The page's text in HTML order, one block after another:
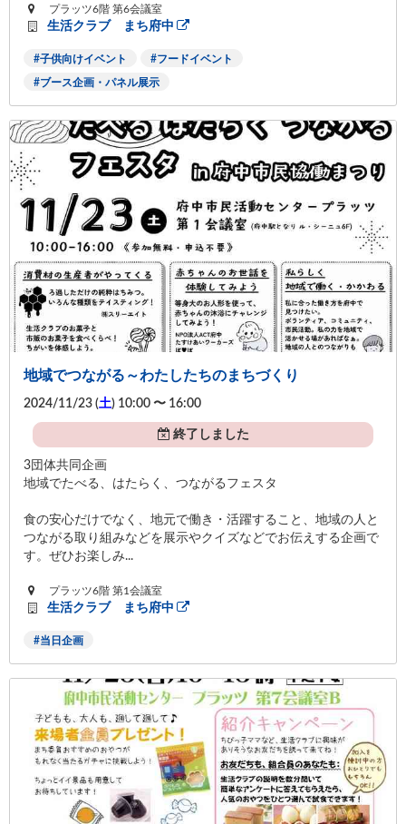
プラッツ6階 第6会議室
生活クラブ まち府中
子供向けイベント フードイベント
ブース企画・パネル展示
地域でつながる～わたしたちのまちづくり
2024/11/23 (土) 10:00 〜 16:00
終了しました
3団体共同企画
地域でたべる、はたらく、つながるフェスタ
食の安心だけでなく、地元で働き・活躍すること、地域の人と
つながる取り組みなどを展示やクイズなどでお伝えする企画で
す。ぜひお楽しみ...
プラッツ6階 第1会議室
生活クラブ まち府中
当日企画